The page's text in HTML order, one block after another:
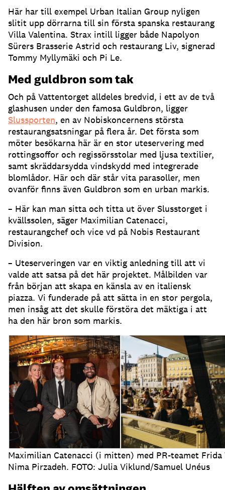
Här har till exempel Urban Italian Group nyligen
slitit upp dörrarna till sin första spanska restaurang
Villa Valentina. Strax intill ligger både Napolyon
Sürers Brasserie Astrid och restaurang Liv, signerad
Tommy Myllymäki och Pi Le.
Med guldbron som tak
Och på Vattentorget alldeles bredvid, i ett av de två
glashusen under den famosa Guldbron, ligger
Slussporten, en av Nobiskoncernens största
restaurangsatsningar på flera år. Det första som
möter besökarna här är en stor uteservering med
rottingsoffor och regissörsstolar med ljusa textilier,
samt skräddarsydda vindskydd med integrerade
blomlådor. Här och där står vita parasoller, men
ovanför finns även Guldbron som en urban markis.
– Här kan man sitta och titta ut över Slusstorget i
kvällssolen, säger Maximilian Catenacci,
restaurangchef och vice vd på Nobis Restaurant
Division.
– Uteserveringen var en viktig anledning till att vi
valde att satsa på det här projektet. Målbilden var
från början att skapa en känsla av en italiensk
piazza. Vi funderade på att sätta in en stor pergola,
men insåg att det skulle förstöra det mäktiga i att
ha den här bron som markis.
Maximilian Catenacci (i mitten) med PR-teamet Frida
Nima Pirzadeh. FOTO: Julia Viklund/Samuel Unéus